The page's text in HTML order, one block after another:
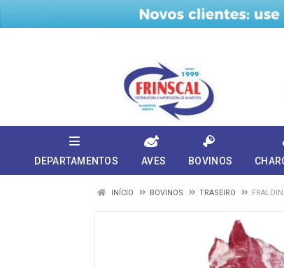
DEPARTAMENTOS AVES BOVINOS
INÍCIO BOVINOS TRASEIRO